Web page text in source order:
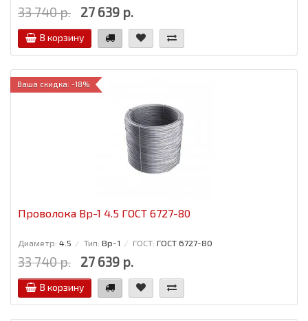
33 740 р. 27 639 р.
В корзину
Ваша скидка: -18%
Проволока Вр-1 4.5 ГОСТ 6727-80
Диаметр: 4.5 Тип: Вр-1 ГОСТ: ГОСТ 6727-80
33 740 р. 27 639 р.
В корзину